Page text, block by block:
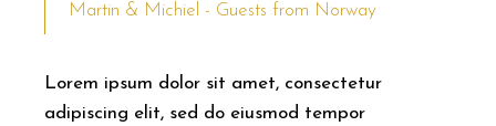
Martin & Michiel - Guests from Norway
Lorem ipsum dolor sit amet, consectetur
adipiscing elit, sed do eiusmod tempor